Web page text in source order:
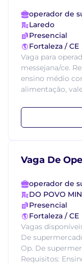
operador de
Laredo
Presencial
Fortaleza / CE
Vaga para
messejana/ce.
ensino médio
alimentação,
Vaga De
operador de
DO POVO
Presencial
Fortaleza / CE
Vagas
De
Op. De
Requisitos: